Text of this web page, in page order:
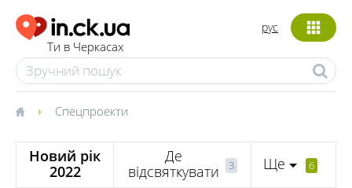
Ти в Черкасах
рус
Спецпроекти
Новий рік
2022
Де
відсвяткувати
3 Ще 6